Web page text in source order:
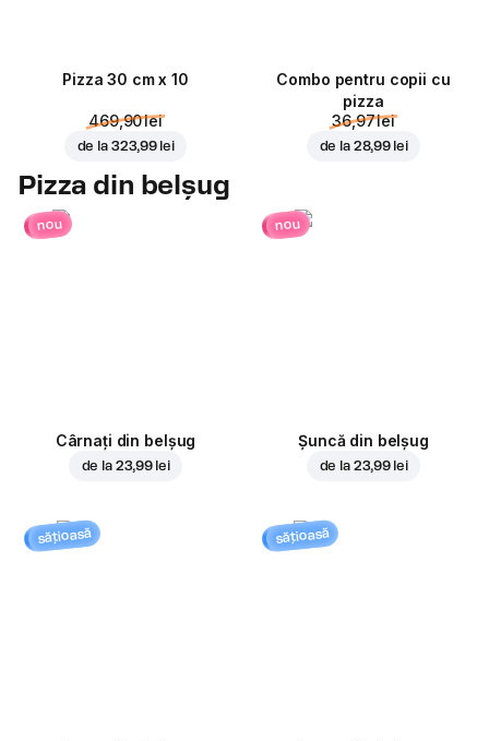
Pizza 30 cm x 10
469,90 lei
de la 323,99 lei
Combo pentru copii cu
pizza
36,97 lei
de la 28,99 lei
Pizza din belșug
nou
Cârnați din belșug
de la 23,99 lei
nou
Șuncă din belșug
de la 23,99 lei
sățioasă sățioasă